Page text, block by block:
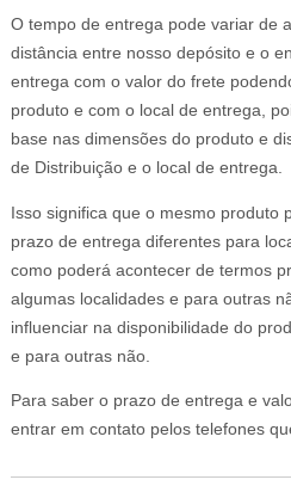
O tempo de entrega pode variar de
distância entre nosso depósito e o
entrega com o valor do frete
produto e com o local de entrega,
base nas dimensões do produto e
de Distribuição e o local de entrega.
Isso significa que o mesmo produto
prazo de entrega diferentes para
como poderá acontecer de termos
algumas localidades e para outras
influenciar na disponibilidade do
e para outras não.
Para saber o prazo de entrega e
entrar em contato pelos telefones